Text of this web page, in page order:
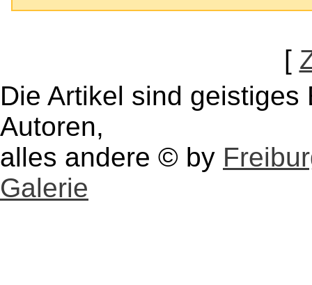
[
Die Artikel sind
Autoren,
alles andere © by
Galerie